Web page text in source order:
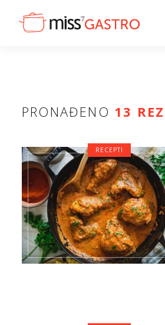
PRONAĐENO 13
RECEPTI